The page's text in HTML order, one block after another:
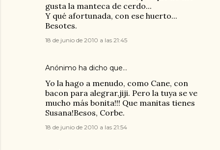
gusta la manteca de cerdo...
Y qué afortunada, con ese huerto...
Besotes.
18 de junio de 2010 a las 21:45
Anónimo ha dicho que…
Yo la hago a menudo, como Cane, con
bacon para alegrar,jiji. Pero la tuya se ve
mucho más bonita!!! Que manitas tienes
Susana!Besos, Corbe.
18 de junio de 2010 a las 21:54